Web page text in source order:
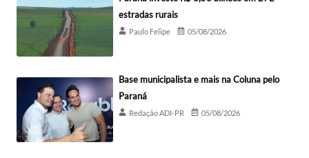
estradas rurais
Paulo Felipe 05/08/2026
Base municipalista e mais na Coluna pelo
Paraná
Redação ADI-PR 05/08/2026